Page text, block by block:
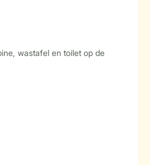
wastafel en toilet op de